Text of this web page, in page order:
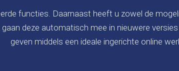
functies. Daarnaast heeft u zowel de
deze automatisch mee in nieuwere
geven middels een ideale ingerichte online